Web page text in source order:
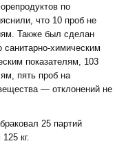
по
что 10 проб не
Также был сделан
химическим
показателям, 103
пять проб на
— отклонений не
25 партий
кг.